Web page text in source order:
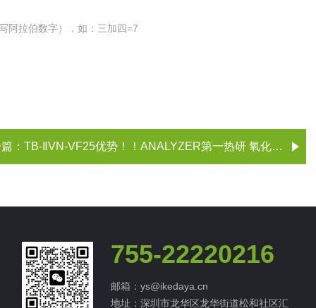
阿拉伯数字），如：三加四=7
： TB-ⅡVN-VF25优势！！ANALYZER第一热研 氧化锆O₂传感器
755-22220216
邮箱：ys@ikedaya.cn
地址：深圳市龙华区龙华街道松和社区汇